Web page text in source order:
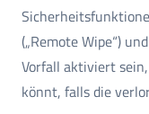
(„Remote Wipe“)
Vorfall aktiviert
könnt, falls die